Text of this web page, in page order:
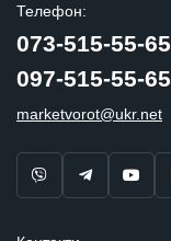
Телефон:
073-515-55-65
097-515-55-65
marketvorot@ukr.net